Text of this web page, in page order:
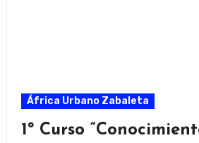
África Urbano Zabaleta
1º Curso